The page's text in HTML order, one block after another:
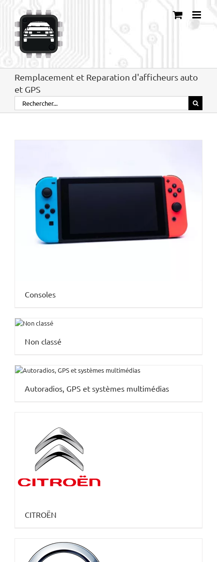
contenu
Remplacement et Reparation d'afficheurs auto
et GPS
Rechercher:
Consoles
Non classé
Autoradios, GPS et systèmes multimédias
CITROËN